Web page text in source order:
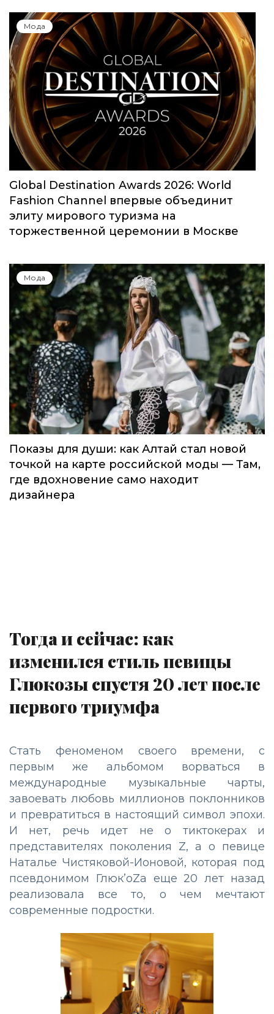
Мода
Global Destination Awards 2026: World
Fashion Channel впервые объединит
элиту мирового туризма на
торжественной церемонии в Москве
Мода
Показы для души: как Алтай стал новой
точкой на карте российской моды — Там,
где вдохновение само находит
дизайнера
Тогда и сейчас: как
изменился стиль певицы
Глюкозы спустя 20 лет после
первого триумфа
Стать феноменом своего времени, с
первым же альбомом ворваться в
международные музыкальные чарты,
завоевать любовь миллионов поклонников
и превратиться в настоящий символ эпохи.
И нет, речь идет не о тиктокерах и
представителях поколения Z, а о певице
Наталье Чистяковой-Ионовой, которая под
псевдонимом Глюк’oZа еще 20 лет назад
реализовала все то, о чем мечтают
современные подростки.